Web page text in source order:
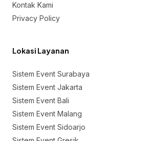
Kontak Kami
Privacy Policy
Lokasi Layanan
Sistem Event Surabaya
Sistem Event Jakarta
Sistem Event Bali
Sistem Event Malang
Sistem Event Sidoarjo